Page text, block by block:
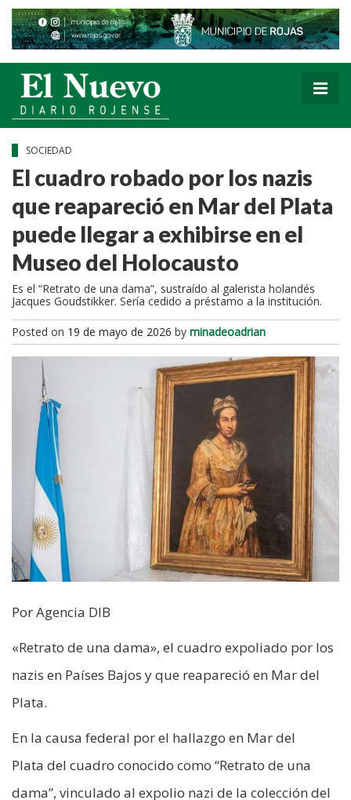
SOCIEDAD
El cuadro robado por los nazis
que reapareció en Mar del Plata
puede llegar a exhibirse en el
Museo del Holocausto
Es el “Retrato de una dama”, sustraído al galerista holandés
Jacques Goudstikker. Sería cedido a préstamo a la institución.
Posted on 19 de mayo de 2026 by minadeoadrian
Por Agencia DIB
«Retrato de una dama», el cuadro expoliado por los
nazis en Países Bajos y que reapareció en Mar del
Plata.
En la causa federal por el hallazgo en Mar del
Plata del cuadro conocido como “Retrato de una
dama”, vinculado al expolio nazi de la colección del